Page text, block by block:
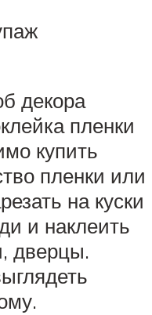
декора
пленки
купить
пленки или
на куски
и наклеить
дверцы.